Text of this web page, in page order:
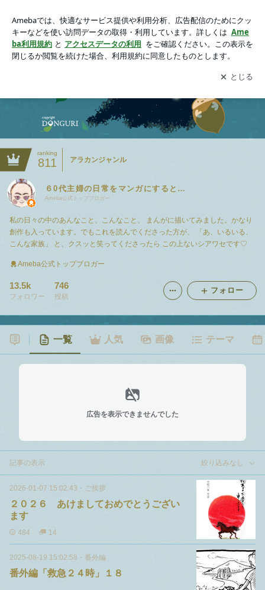
アプリをダウンロードして ブログの更新通知
を受け取りまし
ょう。
開く
ranking
811 アラカンジャンル
６0代主婦の日常をマンガにすると…
Ameba公式トップブロガー
私の日々の中のあんなこと、こんなこと、 まんがに描いてみました。かなり
創作も入っています。でもこれを読んでくださった方が、 「あ、いるいる、
こんな家族」 と、クスッと笑ってくださったら この上ないシアワセです♡
Ameba公式トップブロガー
13.5k
フォロワー
746
投稿
フォロー
一覧 人気 画像 テーマ
広告を表示できませんでした
記事の表示 絞り込みなし
2026-01-07 15:02:43 ・ ご挨拶
２０２６ あけましておめでとうござい
ます
484 14
2025-08-19 15:02:58 ・ 番外編
番外編「救急２４時」１８